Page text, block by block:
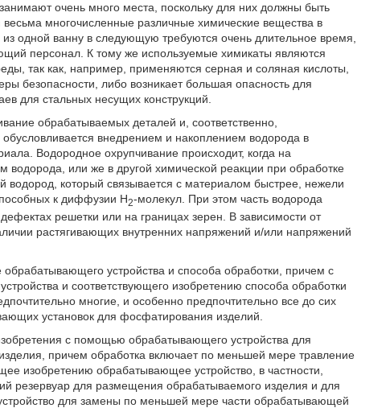
очень много места, поскольку для них должны быть
многочисленные различные химические вещества в
одной ванну в следующую требуются очень длительное время,
персонал. К тому же используемые химикаты являются
так как, например, применяются серная и соляная кислоты,
безопасности, либо возникает большая опасность для
для стальных несущих конструкций.
обрабатываемых деталей и, соответственно,
внедрением и накоплением водорода в
Водородное охрупчивание происходит, когда на
водорода, или же в другой химической реакции при обработке
водород, который связывается с материалом быстрее, нежели
к диффузии Н2-молекул. При этом часть водорода
решетки или на границах зерен. В зависимости от
растягивающих внутренних напряжений и/или напряжений
устройства и способа обработки, причем с
и соответствующего изобретению способа обработки
многие, и особенно предпочтительно все до сих
установок для фосфатирования изделий.
с помощью обрабатывающего устройства для
причем обработка включает по меньшей мере травление
изобретению обрабатывающее устройство, в частности,
резервуар для размещения обрабатываемого изделия и для
для замены по меньшей мере части обрабатывающей